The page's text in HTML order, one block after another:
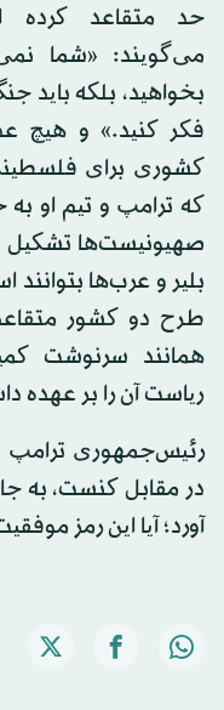
حد متقاعد کرده
می‌گویند: «شما
بخواهید، بلکه باید
فکر کنید.» و هیچ
کشوری برای
که ترامپ و تیم او به
صهیونیست‌ها تشکیل
بلیر و عرب‌ها بتوانند
طرح دو کشور
همانند سرنوشت
ریاست آن را بر عهده
رئیس‌جمهوری ترامپ
در مقابل کنست، به جای
آورد؛ آیا این رمز